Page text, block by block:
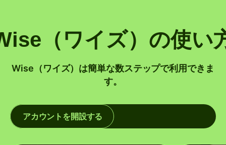
（ワイズ）の使い
Wise（ワイズ）は簡単な数ステップで利用できま
す。
アカウントを開設する